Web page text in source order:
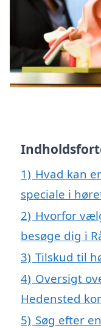
1) Hvad kan
speciale i
2) Hvorfor
besøge dig i
3) Tilskud til
4) Oversigt
Hedensted
5) Søg efter